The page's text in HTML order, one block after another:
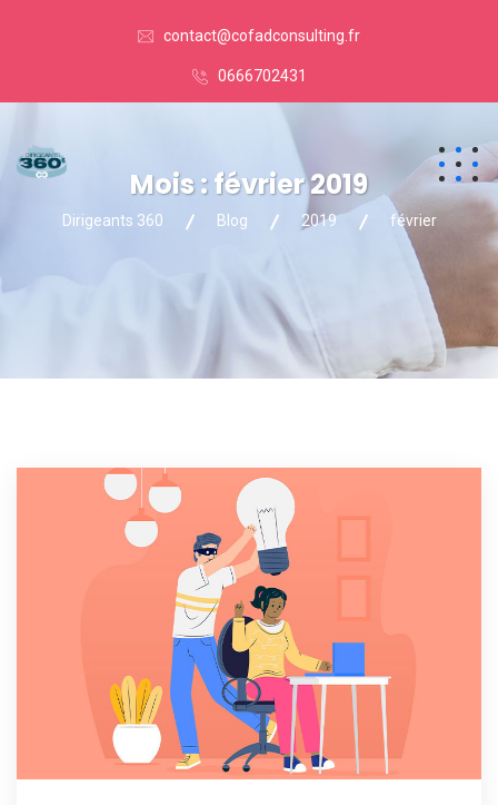
contact@cofadconsulting.fr
0666702431
Mois :février 2019
Dirigeants 360 Blog 2019 février